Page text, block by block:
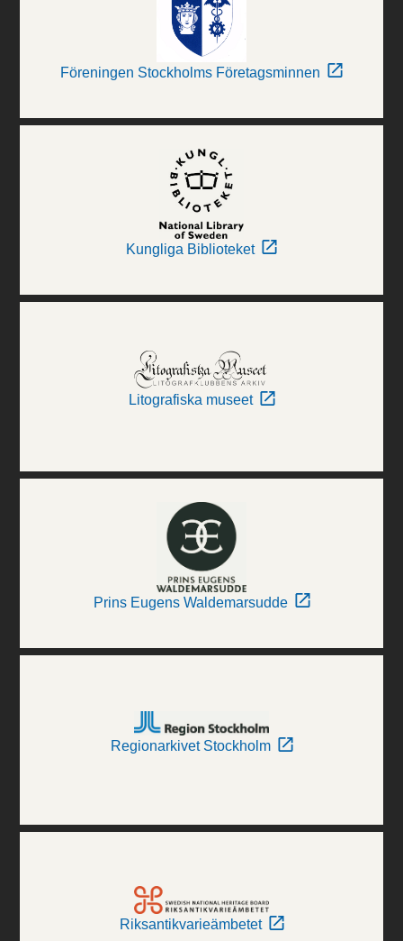
Föreningen Stockholms Företagsminnen
Kungliga Biblioteket
Litografiska museet
Prins Eugens Waldemarsudde
Regionarkivet Stockholm
Riksantikvarieämbetet